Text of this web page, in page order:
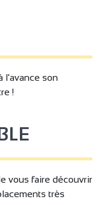
l'avance son
!
vous faire découvrir
très